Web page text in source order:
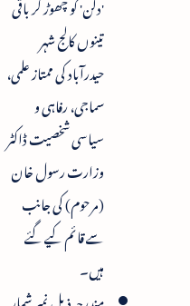
تینوں کالج شہر
حیدرآباد کی ممتاز علمی،
سماجی، رفاہی و
سیاسی شخصیت ڈاکٹر
وزارت رسول خان
(مرحوم) کی جانب
سے قائم کیے گئے
ہیں۔